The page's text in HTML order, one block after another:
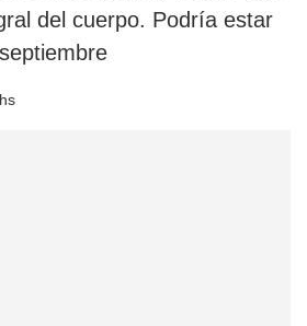
del cuerpo. Podría estar